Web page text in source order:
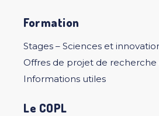
Formation
Stages – Sciences et
Offres de projet de recherche
Informations utiles
Le COPL